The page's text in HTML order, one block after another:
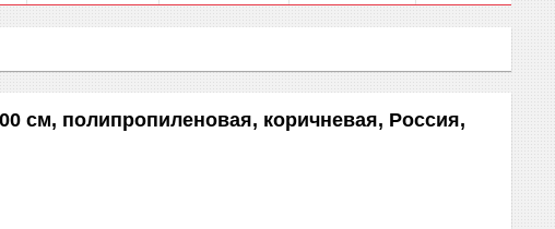
см, полипропиленовая, коричневая, Россия,